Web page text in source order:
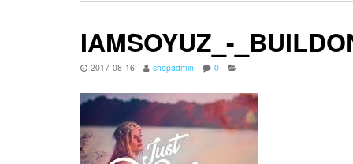
IAMSOYUZ_-
2017-08-16 shopadmin 0